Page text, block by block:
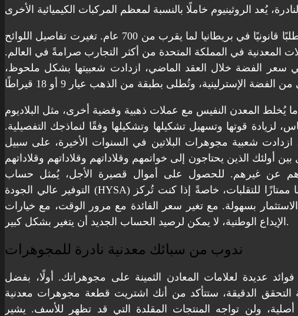
هذا هو أحد الأسباب التي تجعل الاستثمار في المعادن الثمينة تجربةً ممتعةً للبعض. ربما كان دمغ العملات المعدنية مطلبًا قانونيًا في بريطانيا لما يقرب من 700 عام. تغيرت تفاصيل اللوائح
المعدنية في المملكة المتحدة من أكثر التجارب صرامةً في العالم.
في سعر الفضة خلال العقد الماضي، ازدادت شعبيتها بشكل ملحوظ،
يُخلط المعدن النفيس مع عملات ذهبية وفضية أخرى، مثل البلاديوم
لزيادة قوتها وتسهيل تشكيلها وتشكيلها وفقًا لنماذجك التفصيلية.
ازدادت شعبية مجوهرات البلاتين في السنوات الأخيرة، على سبيل
بين أولئك الذين يحتاجون إلى خواتمهم وقلاداتهم وقلاداتهم وقلاداتهم
عن غيرهم. للحصول على أموال قصيرة الأجل، يُمثل حساب
التوفير عالي الجودة (HYSA) مُخففًا ممتازًا للتقلبات، خاصةً إذا كنت تُركز
بسهولة. مع تغير سعر الفائدة مع مرور الوقت، مع خيارات
الإيداع الوطنية، لا يمكن لرصيد الحساب الجديد أن يتغير بشكل كبير.
ندوب من سبائك معدنية نادرة للمجوهرات
عديدة لعلامات المعادن الثمينة على مجوهراتك. أولًا، بفضل
التحقق الدقيقة، ستتأكد من أنك اشتريت قطعة مجوهرات معدنية
أصلية، ولن تواجه المنتجات المقلدة التي قد تظهر للأسف. يشير